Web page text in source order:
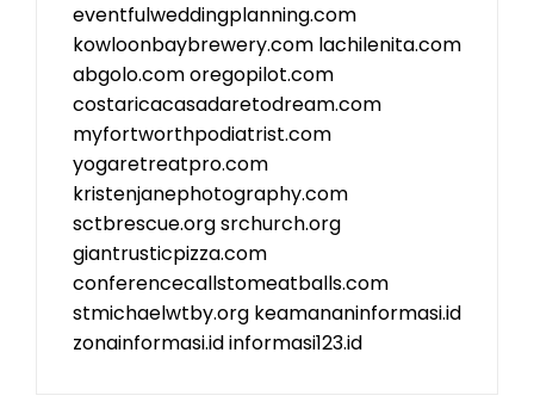
eventfulweddingplanning.com
kowloonbaybrewery.com lachilenita.com
abgolo.comoregopilot.com
costaricacasadaretodream.com
myfortworthpodiatrist.com
yogaretreatpro.com
kristenjanephotography.com
sctbrescue.orgsrchurch.org
giantrusticpizza.com
conferencecallstomeatballs.com
stmichaelwtby.org keamananinformasi.id
zonainformasi.idinformasi123.id